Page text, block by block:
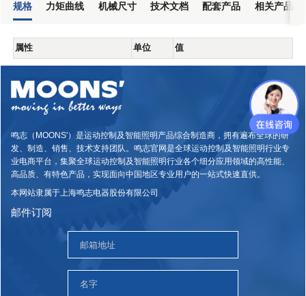
规格 力矩曲线 机械尺寸 技术文档 配套产品 相关产品
属性 单位 值
鸣志（MOONS'）是运动控制及智能照明产品综合制造商，拥有遍布全球的研
发、制造、销售、技术支持团队。鸣志官网是全球运动控制及智能照明行业专
业电商平台，集聚全球运动控制及智能照明行业各个细分应用领域的高性能、
高品质、有特色产品，实现面向中国地区专业用户的一站式快速直供。
本网站隶属于上海鸣志电器股份有限公司
邮件订阅